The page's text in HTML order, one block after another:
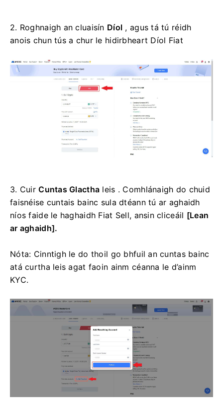
2. Roghnaigh an cluaisín Díol , agus tá tú réidh
anois chun tús a chur le hidirbheart Díol Fiat
3. CuirCuntas Glactha leis . Comhlánaigh do chuid
faisnéise cuntais bainc sula dtéann tú ar aghaidh
níos faide le haghaidh Fiat Sell, ansin cliceáil [Lean
ar aghaidh].
Nóta: Cinntigh le do thoil go bhfuil an cuntas bainc
atá curtha leis agat faoin ainm céanna le d’ainm
KYC.